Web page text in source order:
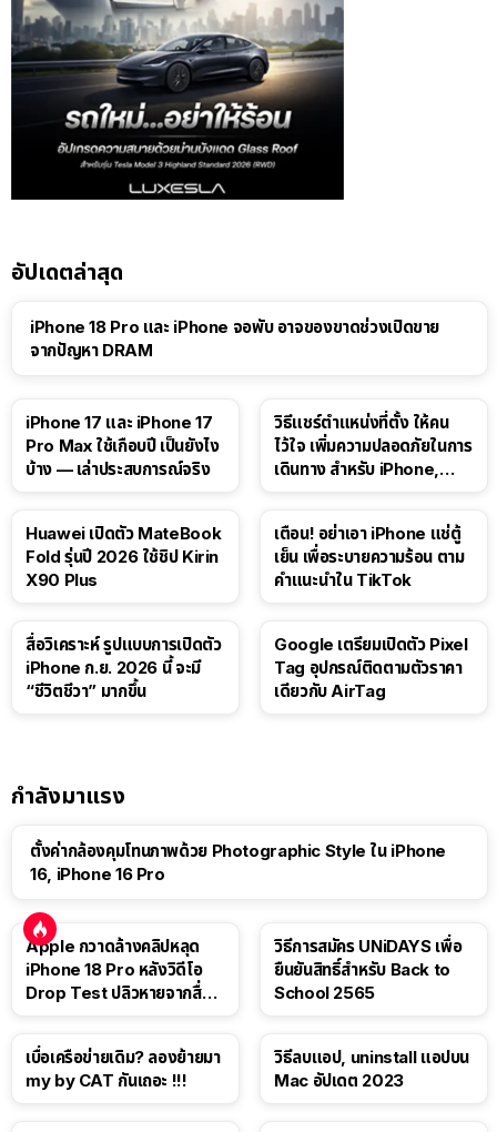
อัปเดตล่าสุด
iPhone 18 Pro และ iPhone จอพับ อาจของขาดช่วงเปิดขาย
จากปัญหา DRAM
iPhone 17 และ iPhone 17
Pro Max ใช้เกือบปี เป็นยังไง
บ้าง — เล่าประสบการณ์จริง
วิธีแชร์ตำแหน่งที่ตั้ง ให้คน
ไว้ใจ เพิ่มความปลอดภัยในการ
เดินทาง สำหรับ iPhone,
Huawei เปิดตัว MateBook
Fold รุ่นปี 2026 ใช้ชิป Kirin
X90 Plus
เตือน! อย่าเอา iPhone แช่ตู้
เย็น เพื่อระบายความร้อน ตาม
คำแนะนำใน TikTok
สื่อวิเคราะห์ รูปแบบการเปิดตัว
iPhone ก.ย. 2026 นี้ จะมี
“ชีวิตชีวา” มากขึ้น
Google เตรียมเปิดตัว Pixel
Tag อุปกรณ์ติดตามตัวราคา
เดียวกับ AirTag
กำลังมาแรง
ตั้งค่ากล้องคุมโทนภาพด้วย Photographic Style ใน iPhone
16, iPhone 16 Pro
Apple กวาดล้างคลิปหลุด
iPhone 18 Pro หลังวิดีโอ
Drop Test ปลิวหายจากสื่อ
วิธีการสมัคร UNiDAYS เพื่อ
ยืนยันสิทธิ์สำหรับ Back to
School 2565
เบื่อเครือข่ายเดิม? ลองย้ายมา
my by CAT กันเถอะ !!!
วิธีลบแอป, uninstall แอปบน
Mac อัปเดต 2023